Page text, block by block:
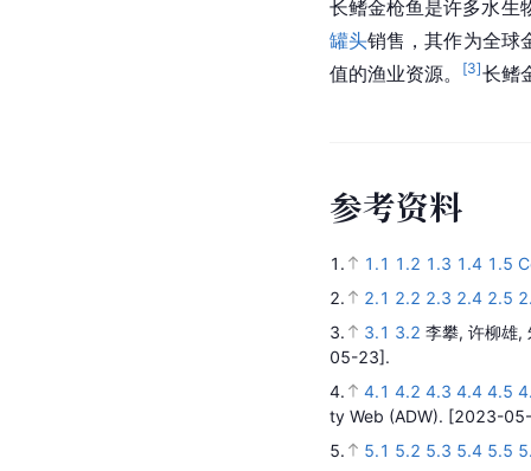
长鳍金枪鱼是许多水生
罐头销售，其作为全球
值的渔业资源。
[3]长鳍
参考资料
1. 1.1 1.2 1.3 1.4 1.5
2.
2.1 2.2 2.3 2.4 2.5
3.
3.1 3.2 李攀, 许柳雄,
05-23].
4.
4.1 4.2 4.3 4.4 4.5
ty Web (ADW). [2023-
5.
5.1 5.2 5.3 5.4 5.5